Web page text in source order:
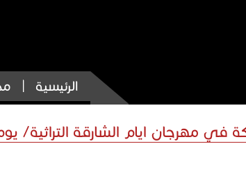
الرئيسية
مهرجان ايام الشارقة التراثية/